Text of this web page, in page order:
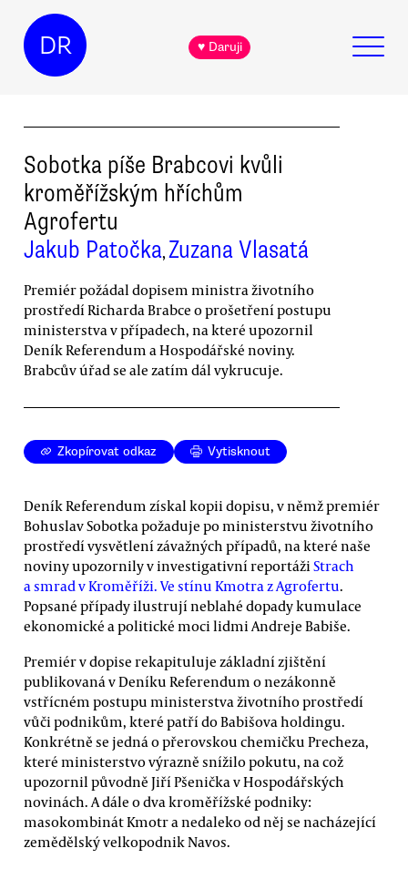
DR ♥ Daruji
Sobotka píše Brabcovi kvůli
kroměřížským hříchům
Agrofertu
Jakub Patočka,Zuzana Vlasatá
Premiér požádal dopisem ministra životního
prostředí Richarda Brabce o prošetření postupu
ministerstva v případech, na které upozornil
Deník Referendum a Hospodářské noviny.
Brabcův úřad se ale zatím dál vykrucuje.
Zkopírovat odkaz Vytisknout
Deník Referendum získal kopii dopisu, v němž premiér
Bohuslav Sobotka požaduje po ministerstvu životního
prostředí vysvětlení závažných případů, na které naše
noviny upozornily v investigativní reportáži Strach
a smrad v Kroměříži. Ve stínu Kmotra z Agrofertu.
Popsané případy ilustrují neblahé dopady kumulace
ekonomické a politické moci lidmi Andreje Babiše.
Premiér v dopise rekapituluje základní zjištění
publikovaná v Deníku Referendum o nezákonně
vstřícném postupu ministerstva životního prostředí
vůči podnikům, které patří do Babišova holdingu.
Konkrétně se jedná o přerovskou chemičku Precheza,
které ministerstvo výrazně snížilo pokutu, na což
upozornil původně Jiří Pšenička v Hospodářských
novinách. A dále o dva kroměřížské podniky:
masokombinát Kmotr a nedaleko od něj se nacházející
zemědělský velkopodnik Navos.